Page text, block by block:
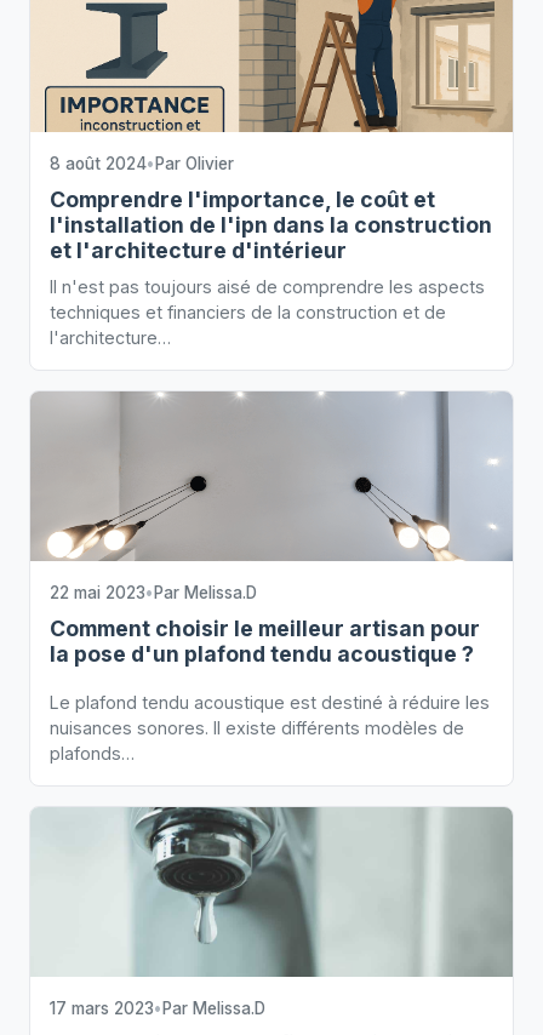
8 août 2024• Par Olivier
Comprendre l'importance, le coût et
l'installation de l'ipn dans la construction
et l'architecture d'intérieur
Il n'est pas toujours aisé de comprendre les aspects
techniques et financiers de la construction et de
l'architecture…
22 mai 2023• Par Melissa.D
Comment choisir le meilleur artisan pour
la pose d'un plafond tendu acoustique ?
Le plafond tendu acoustique est destiné à réduire les
nuisances sonores. Il existe différents modèles de
plafonds…
17 mars 2023• Par Melissa.D